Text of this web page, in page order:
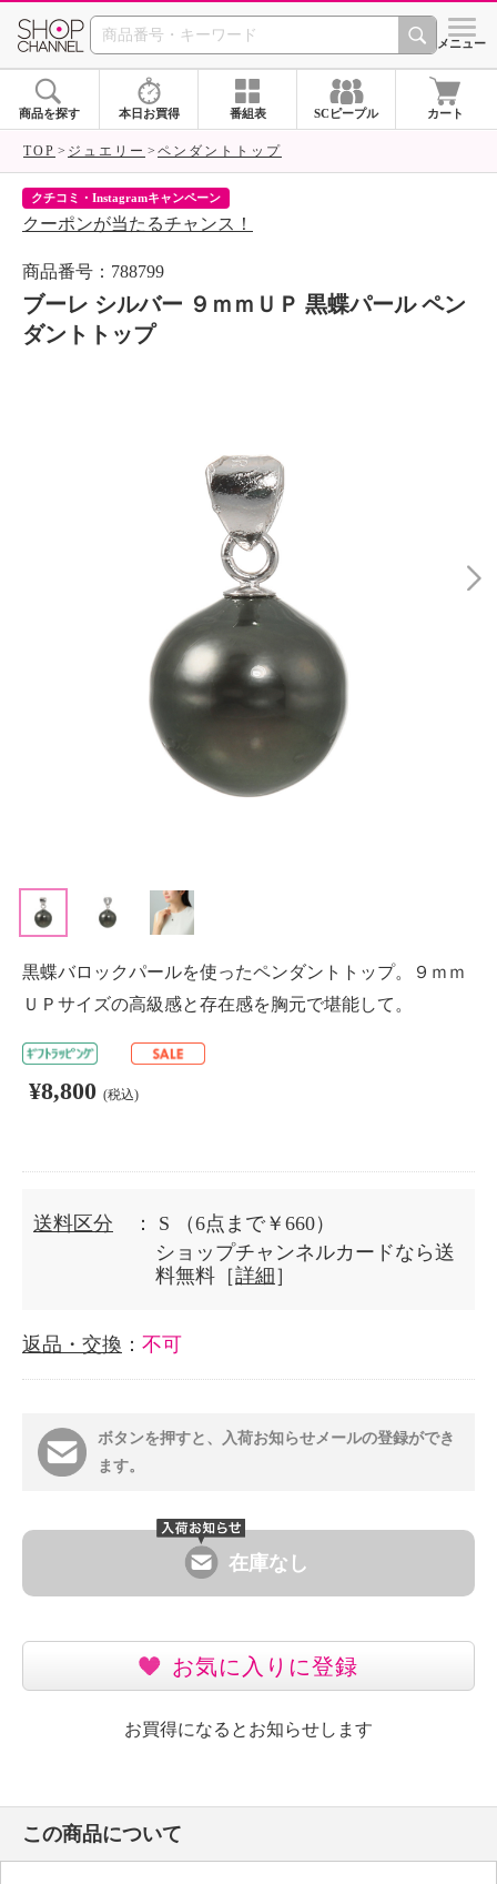
SHOP CHANNEL シメニュー
商品を探す 本日お買得 番組表 SCピープル カート
TOP ジュエリー ペンダントトップ
クチコミ・Instagramキャンペーン
クーポンが当たるチャンス！
商品番号：788799
ブーレ シルバー ９ｍｍＵＰ 黒蝶パール ペン
ダントトップ
黒蝶バロックパールを使ったペンダントトップ。９ｍｍ
ＵＰサイズの高級感と存在感を胸元で堪能して。
¥8,800 (税込)
送料区分 ： S
（6点まで￥660）
ショップチャンネルカードなら送
料無料［詳細 ］
返品・交換 ： 不可
ボタンを押すと、入荷お知らせメールの登録ができ
ます。
在庫なし
お気に入りに登録
お買得になるとお知らせします
この商品について